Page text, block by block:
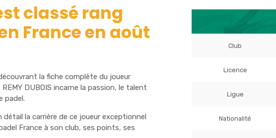
classé rang
France en août
la fiche complète du joueur
REMY DUBOIS incarne la passion, le talent
padel.
la carrière de ce joueur exceptionnel
France à son club, ses points, ses
Club
Licence
Ligue
Nationalité